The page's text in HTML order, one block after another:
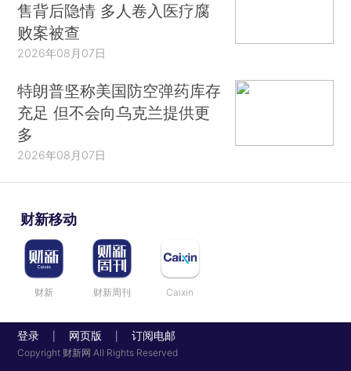
售背后隐情 多人卷入医疗腐
败案被查
2026年08月07日
特朗普坚称美国防空弹药库存
充足 但不会向乌克兰提供更
多
2026年08月07日
财新移动
财新 财新周刊 Caixin
登录 网页版 订阅电邮
Copyright 财新网 All Rights Reserved